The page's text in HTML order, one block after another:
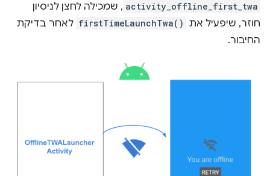
activity_offline_first_twa , שמכילה לחצן לניסיון
חוזר, שיפעיל את firstTimeLaunchTwa() לאחר בדיקת
החיבור.